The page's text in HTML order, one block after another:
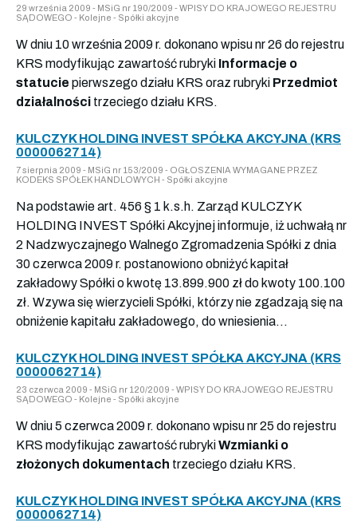
29 września 2009 - MSiG nr 190/2009 - WPISY DO KRAJOWEGO REJESTRU
SĄDOWEGO - Kolejne - Spółki akcyjne
W dniu 10 września 2009 r. dokonano wpisu nr 26 do rejestru
KRS modyfikując zawartość rubryki Informacje o
statucie pierwszego działu KRS oraz rubryki Przedmiot
działalności trzeciego działu KRS.
KULCZYK HOLDING INVEST SPÓŁKA AKCYJNA (KRS
0000062714)
7 sierpnia 2009 - MSiG nr 153/2009 - OGŁOSZENIA WYMAGANE PRZEZ
KODEKS SPÓŁEK HANDLOWYCH - Spółki akcyjne
Na podstawie art. 456 § 1 k.s.h. Zarząd KULCZYK
HOLDING INVEST Spółki Akcyjnej informuje, iż uchwałą nr
2 Nadzwyczajnego Walnego Zgromadzenia Spółki z dnia
30 czerwca 2009 r. postanowiono obniżyć kapitał
zakładowy Spółki o kwotę 13.899.900 zł do kwoty 100.100
zł. Wzywa się wierzycieli Spółki, którzy nie zgadzają się na
obniżenie kapitału zakładowego, do wniesienia...
KULCZYK HOLDING INVEST SPÓŁKA AKCYJNA (KRS
0000062714)
23 czerwca 2009 - MSiG nr 120/2009 - WPISY DO KRAJOWEGO REJESTRU
SĄDOWEGO - Kolejne - Spółki akcyjne
W dniu 5 czerwca 2009 r. dokonano wpisu nr 25 do rejestru
KRS modyfikując zawartość rubrykiWzmianki o
złożonych dokumentach trzeciego działu KRS.
KULCZYK HOLDING INVEST SPÓŁKA AKCYJNA (KRS
0000062714)